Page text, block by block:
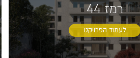
רמז 44
לעמוד הפרויקט